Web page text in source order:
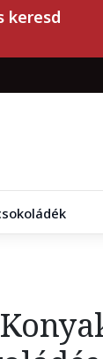
keresd